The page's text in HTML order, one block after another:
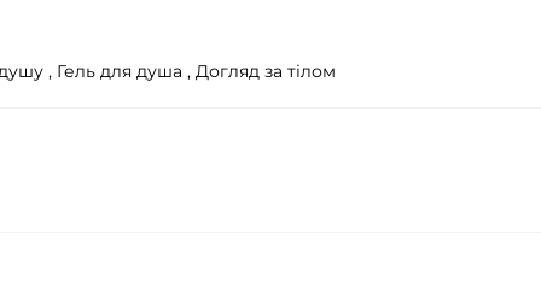
, Гель для душа , Догляд за тілом